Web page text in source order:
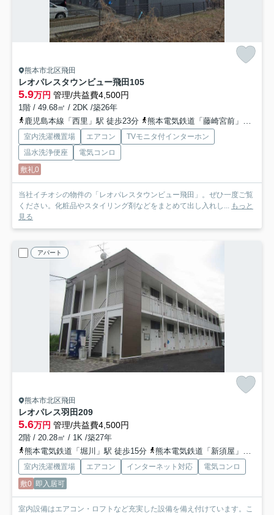
熊本市北区飛田
レオパレスタウンビュー飛田105
5.9万円 管理/共益費4,500円
1階 / 49.68㎡ / 2DK /築26年
鹿児島本線「西里」駅 徒歩23分
熊本電気鉄道「藤崎宮前」駅 バス29分 「昇立」 停歩5分
室内洗濯機置場 エアコン
TVモニタ付インターホン
温水洗浄便座
電気コンロ
敷礼0
当社イチオシの物件の「レオパレスタウンビュー飛田」。ぜひ一度ご覧
ください。化粧品やスタイリング剤などをまとめて出し入れし... もっと
見る
アパート
熊本市北区飛田
レオパレス羽田209
5.6万円 管理/共益費4,500円
2階 / 20.28㎡ / 1K /築27年
熊本電気鉄道「堀川」駅 徒歩15分
熊本電気鉄道「新須屋」駅 徒歩15分
室内洗濯機置場 エアコン インターネット対応
電気コンロ
敷0 即入居可
室内設備はエアコン・ロフトなど充実した設備を備え付けています。こ